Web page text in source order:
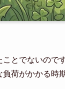
ことでないので
荷がかかる時